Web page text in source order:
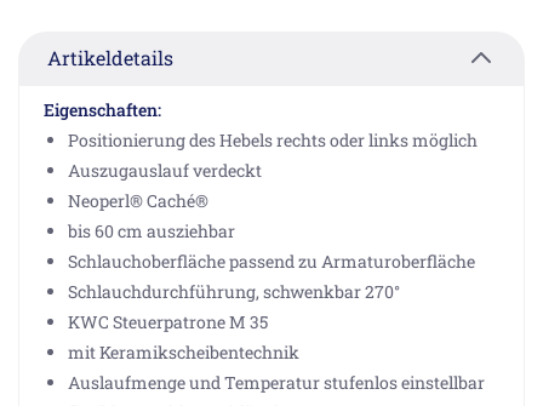
Artikeldetails
Eigenschaften:
Positionierung des Hebels rechts oder links möglich
Auszugauslauf verdeckt
Neoperl® Caché®
bis 60 cm ausziehbar
Schlauchoberfläche passend zu Armaturoberfläche
Schlauchdurchführung, schwenkbar 270°
KWC Steuerpatrone M 35
mit Keramikscheibentechnik
Auslaufmenge und Temperatur stufenlos einstellbar